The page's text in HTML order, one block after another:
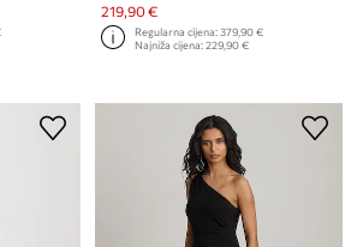
219,90 €
Regularna cijena:379,90 €
Najniža cijena:229,90 €